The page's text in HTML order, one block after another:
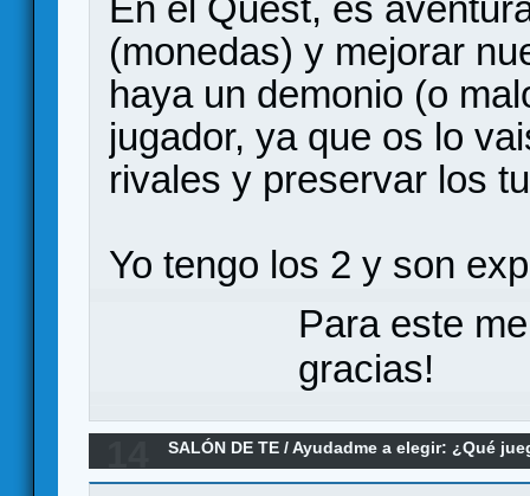
En el Quest, es
(monedas) y mejorar
haya un demonio (o
jugador, ya que os lo
rivales y preservar los
Yo tengo los 2 y son
Para este
gracias!
SALÓN DE TE /Ayudadme a elegir: ¿Qué